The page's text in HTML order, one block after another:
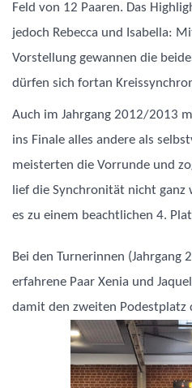
Feld von 12 Paaren. Das
jedoch Rebecca und Isabella:
Vorstellung gewannen die
dürfen sich fortan
Auch im Jahrgang 2012/2013
ins Finale alles andere als
meisterten die Vorrunde und
lief die Synchronität nicht
es zu einem beachtlichen 4.
Bei den Turnerinnen
erfahrene Paar Xenia und
damit den zweiten Podestplatz